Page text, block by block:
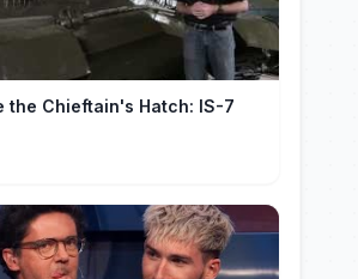
the Chieftain's Hatch: IS-7